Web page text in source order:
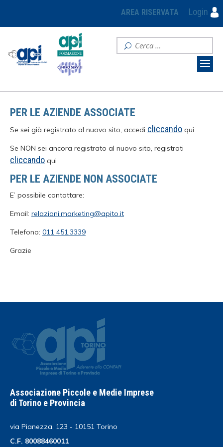
AREA RISERVATA Login
PER LE AZIENDE ASSOCIATE
Se sei già registrato al nuovo sito, accedi cliccando qui
Se NON sei ancora registrato al nuovo sito, registrati
cliccando qui
PER LE AZIENDE NON ASSOCIATE
E’ possibile contattare:
Email: relazioni.marketing@apito.it
Telefono: 011 451.3339
Grazie
Associazione Piccole e Medie Imprese
di Torino e Provincia
via Pianezza, 123 - 10151 Torino
C.F. 80088460011